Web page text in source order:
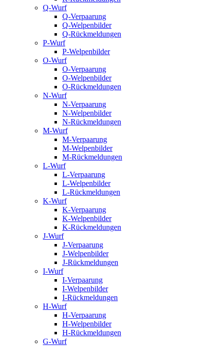
Q-Wurf
Q-Verpaarung
Q-Welpenbilder
Q-Rückmeldungen
P-Wurf
P-Welpenbilder
O-Wurf
O-Verpaarung
O-Welpenbilder
O-Rückmeldungen
N-Wurf
N-Verpaarung
N-Welpenbilder
N-Rückmeldungen
M-Wurf
M-Verpaarung
M-Welpenbilder
M-Rückmeldungen
L-Wurf
L-Verpaarung
L-Welpenbilder
L-Rückmeldungen
K-Wurf
K-Verpaarung
K-Welpenbilder
K-Rückmeldungen
J-Wurf
J-Verpaarung
J-Welpenbilder
J-Rückmeldungen
I-Wurf
I-Verpaarung
I-Welpenbilder
I-Rückmeldungen
H-Wurf
H-Verpaarung
H-Welpenbilder
H-Rückmeldungen
G-Wurf